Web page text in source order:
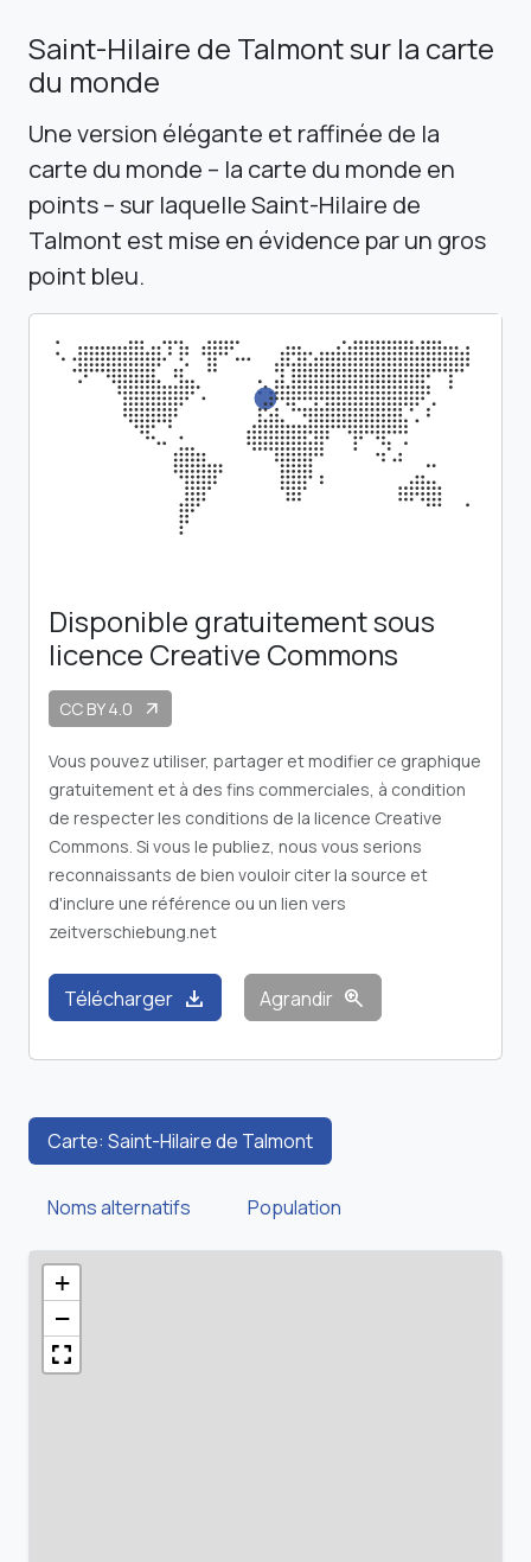
Saint-Hilaire de Talmont sur la carte
du monde
Une version élégante et raffinée de la
carte du monde – la carte du monde en
points – sur laquelle Saint-Hilaire de
Talmont est mise en évidence par un gros
point bleu.
Disponible gratuitement sous
licence Creative Commons
CC BY 4.0 arrow_outward
Vous pouvez utiliser, partager et modifier ce graphique
gratuitement et à des fins commerciales, à condition
de respecter les conditions de la licence Creative
Commons. Si vous le publiez, nous vous serions
reconnaissants de bien vouloir citer la source et
d'inclure une référence ou un lien vers
zeitverschiebung.net
Télécharger download Agrandir zoom_in
Carte: Saint-Hilaire de Talmont
Noms alternatifs Population
+
−